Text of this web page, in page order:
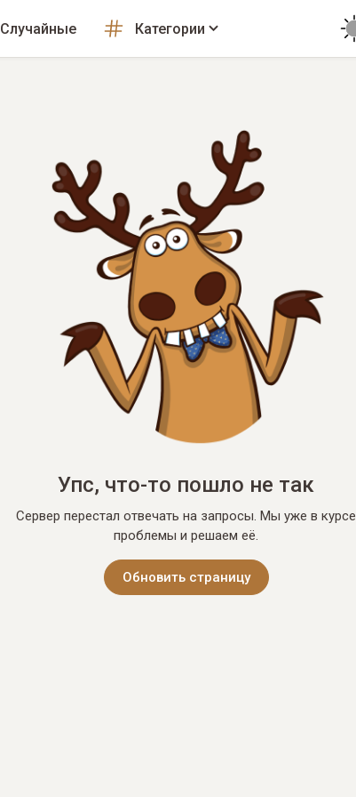
Случайные Категории
Упс, что-то пошло не так
Сервер перестал отвечать на запросы. Мы уже в курсе
проблемы и решаем её.
Обновить страницу